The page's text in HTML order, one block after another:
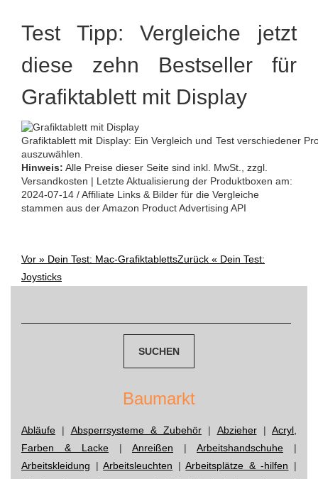
Test Tipp: Vergleiche jetzt
diese zehn Bestseller für
Grafiktablett mit Display
Grafiktablett mit Display: Ein Vergleich und Test verschiedener
auszuwählen.
Hinweis: Alle Preise dieser Seite sind inkl. MwSt., zzgl.
Versandkosten | Letzte Aktualisierung der Produktboxen am:
2024-07-14 / Affiliate Links & Bilder für die Vergleiche
stammen aus der Amazon Product Advertising API
Post
Vor » Dein Test: Mac-GrafiktablettsZurück « Dein Test:
Joysticks
Baumarkt
Abläufe | Absperrsysteme & Zubehör | Abzieher| Acryl,
Farben & Lacke | Anreißen | Arbeitshandschuhe |
Arbeitskleidung |Arbeitsleuchten |Arbeitsplätze & -hilfen |